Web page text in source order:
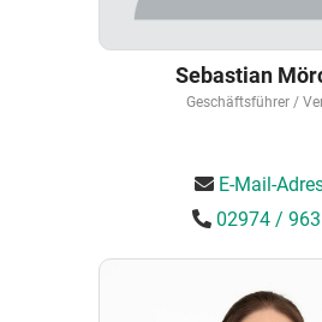
Sebastian
Geschäftsführer /
E-Mail-
02974 /